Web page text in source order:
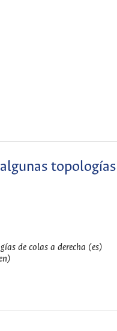
de colas a derecha (es)